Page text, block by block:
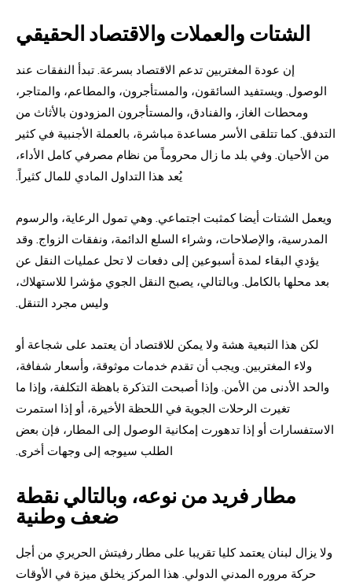
الشتات والعملات والاقتصاد الحقيقي
إن عودة المغتربين تدعم الاقتصاد بسرعة. تبدأ النفقات عند
الوصول. ويستفيد السائقون، والمستأجرون، والمطاعم، والمتاجر،
ومحطات الغاز، والفنادق، والمستأجرون المزودون بالأثاث من
التدفق. كما تتلقى الأسر مساعدة مباشرة، بالعملة الأجنبية في كثير
من الأحيان. وفي بلد ما زال محروماً من نظام مصرفي كامل الأداء،
يُعد هذا التداول المادي للمال كثيراً.
ويعمل الشتات أيضا كمثبت اجتماعي. وهي تمول الرعاية، والرسوم
المدرسية، والإصلاحات، وشراء السلع الدائمة، ونفقات الزواج. وقد
يؤدي البقاء لمدة أسبوعين إلى دفعات لا تحل عمليات النقل عن
بعد محلها بالكامل. وبالتالي، يصبح النقل الجوي مؤشرا للاستهلاك،
وليس مجرد التنقل.
لكن هذا التبعية هشة ولا يمكن للاقتصاد أن يعتمد على شجاعة أو
ولاء المغتربين. ويجب أن تقدم خدمات موثوقة، وأسعار شفافة،
والحد الأدنى من الأمن. وإذا أصبحت التذكرة باهظة التكلفة، وإذا ما
تغيرت الرحلات الجوية في اللحظة الأخيرة، أو إذا استمرت
الاستفسارات أو إذا تدهورت إمكانية الوصول إلى المطار، فإن بعض
الطلب سيوجه إلى وجهات أخرى.
مطار فريد من نوعه، وبالتالي نقطة
ضعف وطنية
ولا يزال لبنان يعتمد كليا تقريبا على مطار رفيتش الحريري من أجل
حركة مروره المدني الدولي. هذا المركز يخلق ميزة في الأوقات